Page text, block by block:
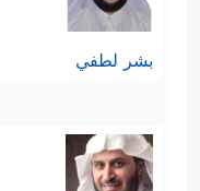
بشر لطفي